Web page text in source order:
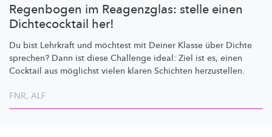
Regenbogen im Reagenzglas: stelle einen
Dichtecocktail her!
Du bist Lehrkraft und möchtest mit Deiner Klasse über Dichte
sprechen? Dann ist diese Challenge ideal: Ziel ist es, einen
Cocktail aus möglichst vielen klaren Schichten herzustellen.
FNR, ALF